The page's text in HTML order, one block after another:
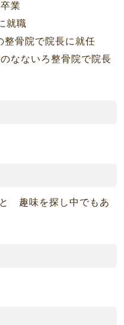
業
就職
骨院で院長に就任
なないろ整骨院で院長
趣味を探し中でもあ